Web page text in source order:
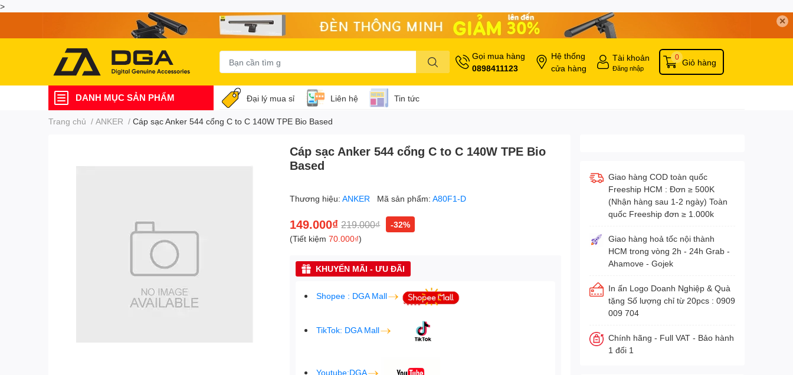
>
✕
Gọi mua hàng
0898411123
Hệ thống
cửa hàng
Tài khoản
Đăng nhập
Giỏ hàng
0
DANH MỤC SẢN PHẨM Đại lý mua sỉ Liên hệ Tin tức
Trang chủ / ANKER / Cáp sạc Anker 544 cổng C to C 140W TPE Bio Based
Cáp sạc Anker 544 cổng C to C 140W TPE Bio
Based
Thương hiệu:ANKER Mã sản phẩm:A80F1-D
149.000₫ 219.000₫
-32%
(Tiết kiệm70.000₫)
KHUYẾN MÃI - ƯU ĐÃI
Shopee : DGA Mall
TikTok: DGA Mall
Youtube:DGA
Giao hàng COD toàn quốc
Freeship HCM : Đơn ≥ 500K
(Nhận hàng sau 1-2 ngày) Toàn
quốc Freeship đơn ≥ 1.000k
Giao hàng hoả tốc nội thành
HCM trong vòng 2h - 24h Grab -
Ahamove - Gojek
In ấn Logo Doanh Nghiệp & Quà
tặng Số lượng chỉ từ 20pcs : 0909
009 704
Chính hãng - Full VAT - Bảo hành
1 đổi 1